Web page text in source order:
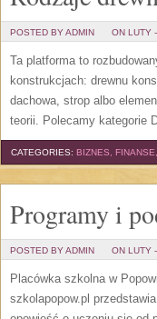
POSTED BY ADMIN ON LUTY
Ta platforma to
konstrukcjach: drewnu
dachowa, strop albo
teorii. Polecamy kategorie
CATEGORIES: BIZNES,
Programy i
POSTED BY ADMIN ON LUTY
Placówka szkolna w
szkolapopow.pl